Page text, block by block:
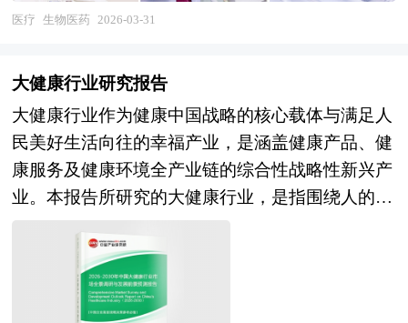
新药、高端仿制药）、现代中药、医疗器械（高端
新一轮科技革命与产业变革的核心领域，生物医药
产业具有研发投入大、周期长、风险高、回报高的
显著特征，其发展水平直接关系到人民健康福祉、
医药产业国际竞争力与生物安全保障能力，在人口
老龄化加剧、疾病谱变化、健康消费升级的多重驱
原始创新、从国内市场向全球布局方向深度演进，
成为"十五五"期间产业整合与价值创造的战略高
地。 随着国际经济一体化的步伐加快，企业竞争
医疗 生物医药 2026-03-31
大健康行业研究报告
大健康行业作为健康中国战略的核心载体与满足人
民美好生活向往的幸福产业，是涵盖健康产品、健
康服务及健康环境全产业链的综合性战略性新兴产
业。本报告所研究的大健康行业，是指围绕人的衣
素呵护的广泛产业生态，涵盖医疗服务、医药制
造、健康管理、康复养老、健身休闲、健康食品、
智慧医疗及健康保险等多元业态，并延伸至心理健